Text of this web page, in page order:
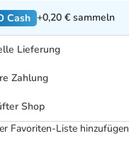
Cash +0,20 € sammeln
Lieferung
Zahlung
Shop
Favoriten-Liste hinzufügen